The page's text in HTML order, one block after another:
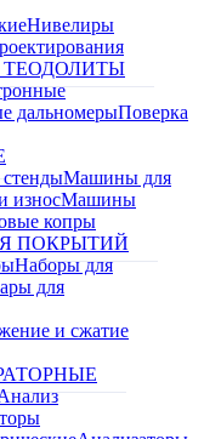
Нивелиры
ТЕОДОЛИТЫ
дальномерыПоверка
Машины для
износМашины
копры
ПОКРЫТИЙ
Наборы для
для
и сжатие